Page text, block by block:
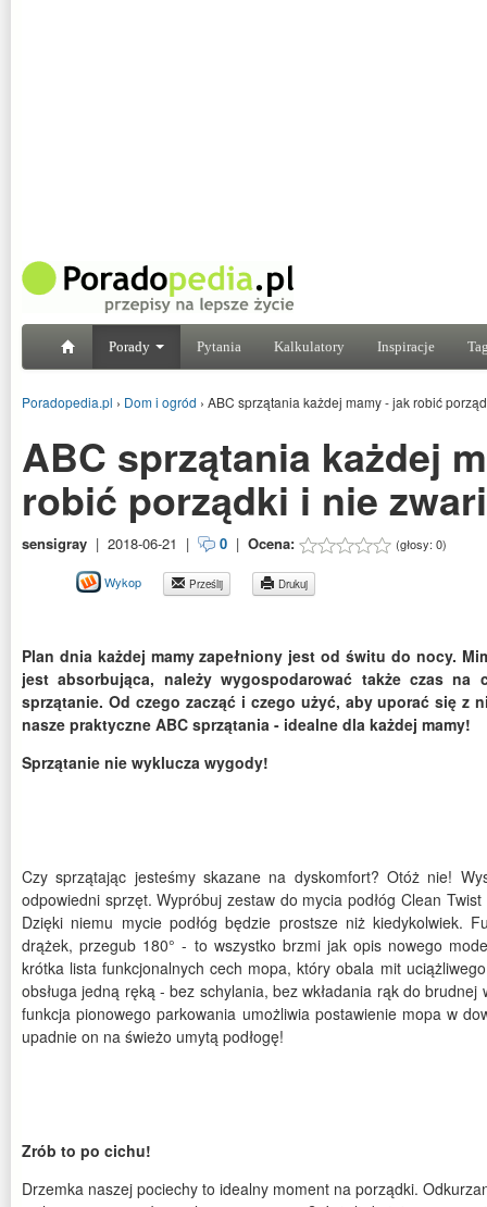
Porady Pytania Kalkulatory Inspiracje
Poradopedia.pl › Dom i ogród › ABC sprzątania każdej mamy - jak robić
ABC sprzątania każdej
robić porządki i nie
sensigray | 2018-06-21 | 0 | Ocena: (głosy: 0)
Wykop Prześlij Drukuj
Plan dnia każdej mamy zapełniony jest od świtu do nocy.
jest absorbująca, należy wygospodarować także czas na
sprzątanie. Od czego zacząć i czego użyć, aby uporać się z
nasze praktyczne ABC sprzątania - idealne dla każdej mamy!
Sprzątanie nie wyklucza wygody!
Czy sprzątając jesteśmy skazane na dyskomfort? Otóż nie!
odpowiedni sprzęt. Wypróbuj zestaw do mycia podłóg Clean
Dzięki niemu mycie podłóg będzie prostsze niż kiedykolwiek.
drążek, przegub 180° - to wszystko brzmi jak opis nowego
krótka lista funkcjonalnych cech mopa, który obala mit
obsługa jedną ręką - bez schylania, bez wkładania rąk do brudnej
funkcja pionowego parkowania umożliwia postawienie mopa w
upadnie on na świeżo umytą podłogę!
Zrób to po cichu!
Drzemka naszej pociechy to idealny moment na porządki.